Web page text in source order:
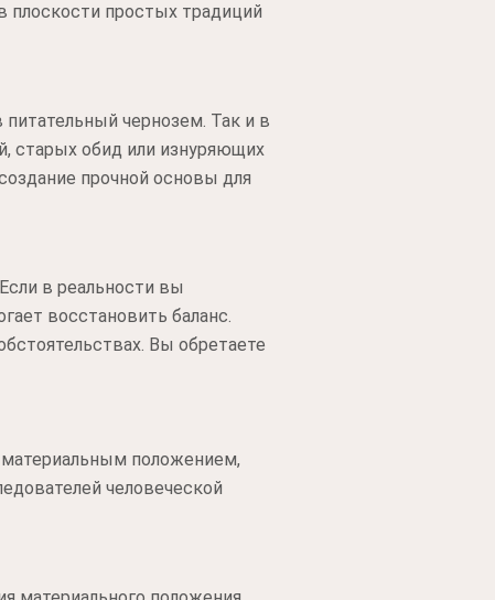
простых традиций
чернозем. Так и в
старых обид или изнуряющих
прочной основы для
в реальности вы
восстановить баланс.
Вы обретаете
положением,
человеческой